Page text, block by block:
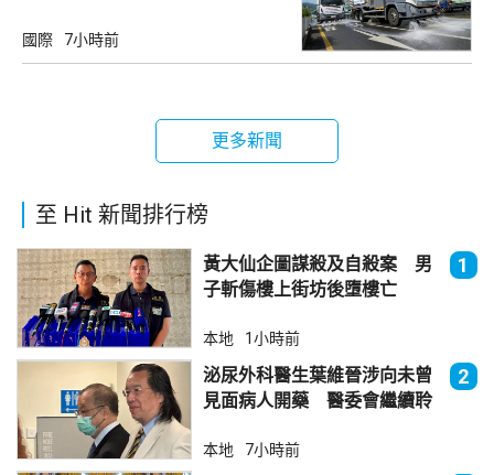
國際 7小時前
更多新聞
至 Hit 新聞排行榜
黃大仙企圖謀殺及自殺案 男
子斬傷樓上街坊後墮樓亡
1
本地 1小時前
泌尿外科醫生葉維晉涉向未曾
見面病人開藥 醫委會繼續聆
2
本地 7小時前